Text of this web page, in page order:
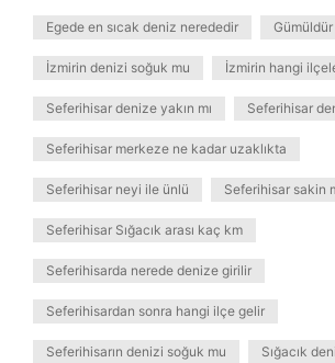
Egede en sıcak deniz nerededir
İzmirin denizi soğuk mu İzmirin hangi
Seferihisar denize yakın mı Seferihisar
Seferihisar merkeze ne kadar uzaklıkta
Seferihisar neyi ile ünlü Seferihisar sakin
Seferihisar Sığacık arası kaç km
Seferihisarda nerede denize girilir
Seferihisardan sonra hangi ilçe gelir
Seferihisarın denizi soğuk mu Sığacık